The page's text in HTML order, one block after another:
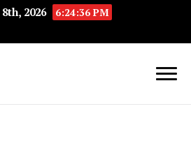
2026 6:24:36 PM